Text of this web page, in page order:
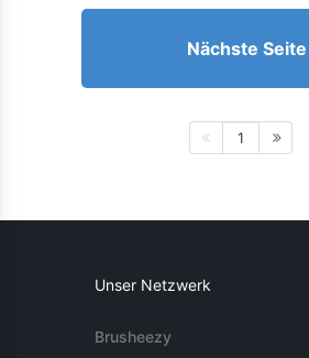
Nächste Seite
1
Unser Netzwerk
Brusheezy